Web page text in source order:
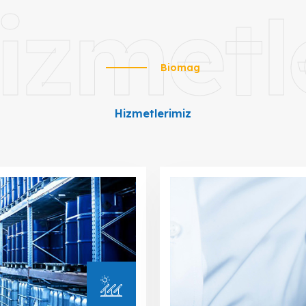
Biomag
Hizmetlerimiz